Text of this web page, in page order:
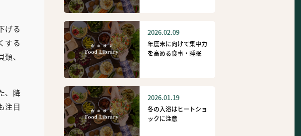
げる
する
、
、降
注目
2026.02.09
年度末に向けて集中力
を高める食事・睡眠
2026.01.19
冬の入浴はヒートショ
ックに注意